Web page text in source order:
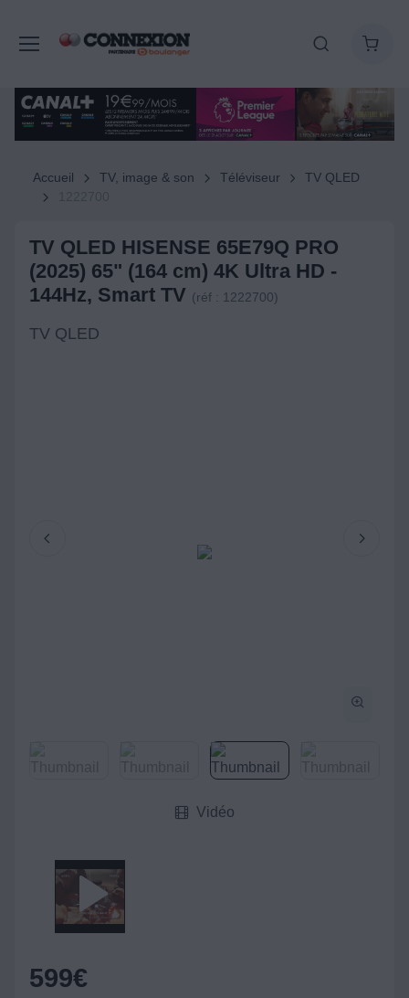
Accueil TV, image & son Téléviseur
TV QLED
TV QLED HISENSE 65E79Q PRO
(2025) 65" (164 cm) 4K Ultra HD -
144Hz, Smart TV (réf : 1222700)
TV QLED
Vidéo
599€